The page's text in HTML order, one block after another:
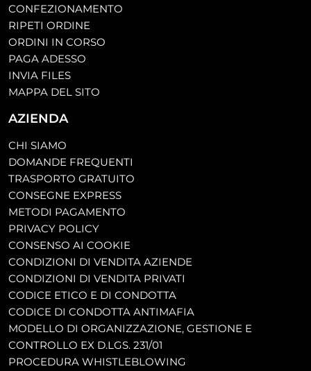
CONFEZIONAMENTO
RIPETI ORDINE
ORDINI IN CORSO
PAGA ADESSO
INVIA FILES
MAPPA DEL SITO
AZIENDA
CHI SIAMO
DOMANDE FREQUENTI
TRASPORTO GRATUITO
CONSEGNE EXPRESS
METODI PAGAMENTO
PRIVACY POLICY
CONSENSO AI COOKIE
CONDIZIONI DI VENDITA AZIENDE
CONDIZIONI DI VENDITA PRIVATI
CODICE ETICO E DI CONDOTTA
CODICE DI CONDOTTA ANTIMAFIA
MODELLO DI ORGANIZZAZIONE, GESTIONE E
CONTROLLO EX D.LGS. 231/01
PROCEDURA WHISTLEBLOWING